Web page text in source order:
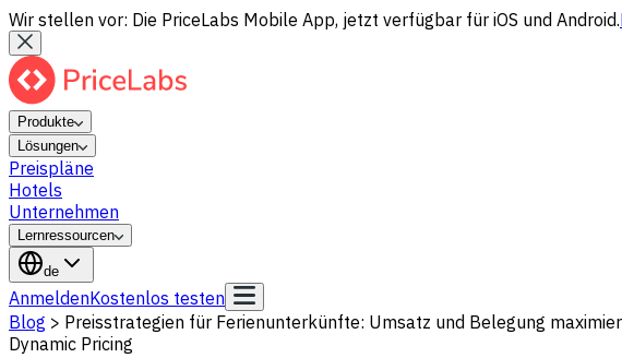
Wir stellen vor: Die PriceLabs Mobile App, jetzt verfügbar für iOS und Android.
Produkte
Lösungen
Preispläne
Hotels
Unternehmen
Lernressourcen
de
AnmeldenKostenlos testen
Blog > Preisstrategien für Ferienunterkünfte: Umsatz und Belegung
Dynamic Pricing